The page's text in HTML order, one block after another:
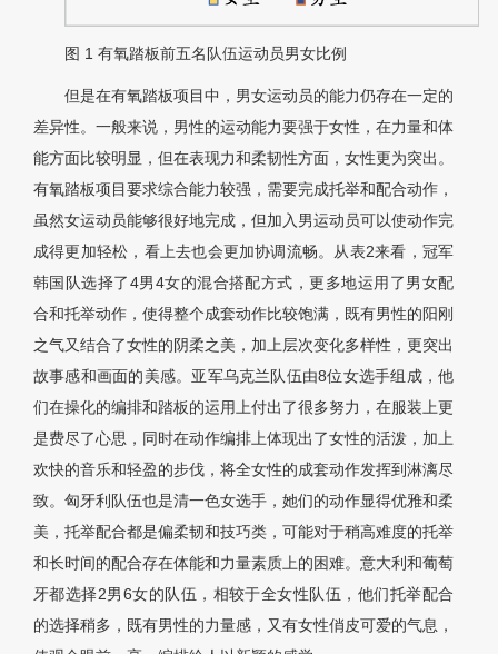
图 1 有氧踏板前五名队伍运动员男女比例
但是在有氧踏板项目中，男女运动员的能力仍存在一定的
差异性。一般来说，男性的运动能力要强于女性，在力量和体
能方面比较明显，但在表现力和柔韧性方面，女性更为突出。
有氧踏板项目要求综合能力较强，需要完成托举和配合动作，
虽然女运动员能够很好地完成，但加入男运动员可以使动作完
成得更加轻松，看上去也会更加协调流畅。从表2来看，冠军
韩国队选择了4男4女的混合搭配方式，更多地运用了男女配
合和托举动作，使得整个成套动作比较饱满，既有男性的阳刚
之气又结合了女性的阴柔之美，加上层次变化多样性，更突出
故事感和画面的美感。亚军乌克兰队伍由8位女选手组成，他
们在操化的编排和踏板的运用上付出了很多努力，在服装上更
是费尽了心思，同时在动作编排上体现出了女性的活泼，加上
欢快的音乐和轻盈的步伐，将全女性的成套动作发挥到淋漓尽
致。匈牙利队伍也是清一色女选手，她们的动作显得优雅和柔
美，托举配合都是偏柔韧和技巧类，可能对于稍高难度的托举
和长时间的配合存在体能和力量素质上的困难。意大利和葡萄
牙都选择2男6女的队伍，相较于全女性队伍，他们托举配合
的选择稍多，既有男性的力量感，又有女性俏皮可爱的气息，